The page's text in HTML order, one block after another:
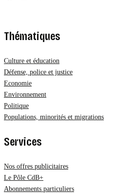
Thématiques
Culture et éducation
Défense, police et justice
Economie
Environnement
Politique
Populations, minorités et migrations
Services
Nos offres publicitaires
Le Pôle CdB+
Abonnements particuliers